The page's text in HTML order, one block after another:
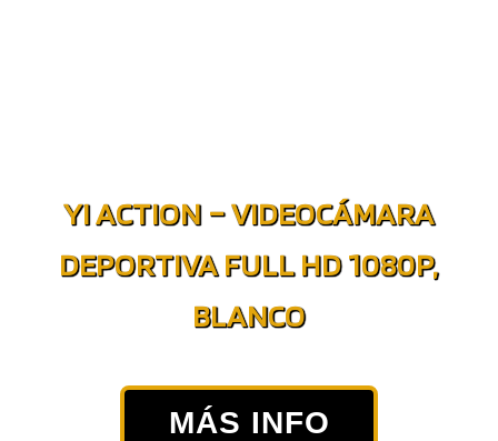
YI ACTION – VIDEOCÁMARA
DEPORTIVA FULL HD 1080P,
BLANCO
MÁS INFO